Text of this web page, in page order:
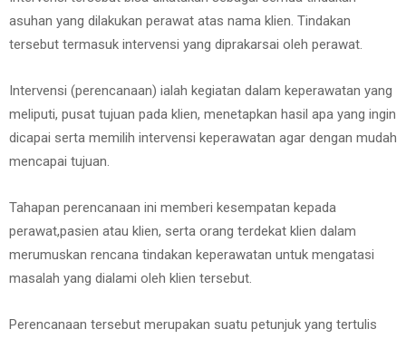
asuhan yang dilakukan perawat atas nama klien. Tindakan
tersebut termasuk intervensi yang diprakarsai oleh perawat.
Intervensi (perencanaan) ialah kegiatan dalam keperawatan yang
meliputi, pusat tujuan pada klien, menetapkan hasil apa yang ingin
dicapai serta memilih intervensi keperawatan agar dengan mudah
mencapai tujuan.
Tahapan perencanaan ini memberi kesempatan kepada
perawat,pasien atau klien, serta orang terdekat klien dalam
merumuskan rencana tindakan keperawatan untuk mengatasi
masalah yang dialami oleh klien tersebut.
Perencanaan tersebut merupakan suatu petunjuk yang tertulis